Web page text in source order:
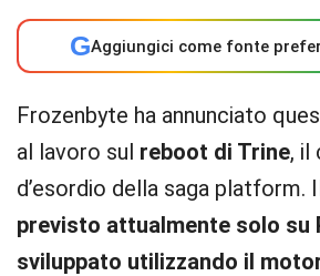
GAggiungici come fonte
Frozenbyte ha annunciato
al lavoro sul reboot di Trine, il
d’esordio della saga platform.
previsto attualmente solo su
sviluppato utilizzando il